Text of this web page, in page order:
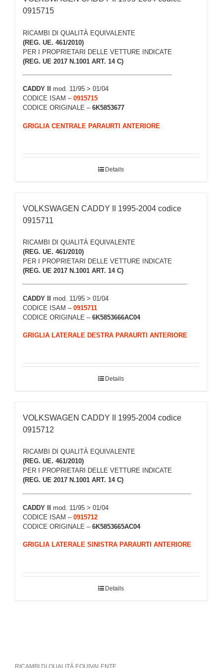
0915715
RICAMBI DI QUALITÀ EQUIVALENTE
(REG. UE. 461/2010)
PER I PROPRIETARI DELLE VETTURE INDICATE
(REG. UE 2017 N.1001 ART. 14 C)
CADDY II
mod. 11/95 > 01/04
CODICE ISAM – 0915715
CODICE ORIGINALE – 6K5853677
GRIGLIA CENTRALE PARAURTI ANTERIORE
Details
VOLKSWAGEN CADDY II 1995-2004 codice
0915711
RICAMBI DI QUALITÀ EQUIVALENTE
(REG. UE. 461/2010)
PER I PROPRIETARI DELLE VETTURE INDICATE
(REG. UE 2017 N.1001 ART. 14 C)
CADDY II mod. 11/95 > 01/04
CODICE ISAM – 0915711
CODICE ORIGINALE – 6K5853666AC04
GRIGLIA LATERALE DESTRA PARAURTI ANTERIORE
Details
VOLKSWAGEN CADDY II 1995-2004 codice
0915712
RICAMBI DI QUALITÀ EQUIVALENTE
(REG. UE. 461/2010)
PER I PROPRIETARI DELLE VETTURE INDICATE
(REG. UE 2017 N.1001 ART. 14 C)
CADDY II
mod. 11/95 > 01/04
CODICE ISAM – 0915712
CODICE ORIGINALE – 6K5853665AC04
GRIGLIA LATERALE SINISTRA PARAURTI ANTERIORE
Details
RICAMBI DI QUALITÀ EQUIVALENTE